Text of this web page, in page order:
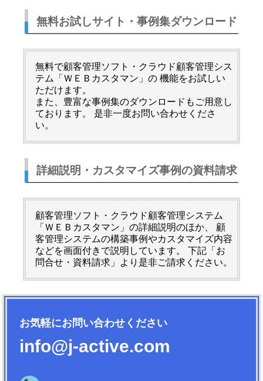
無料お試しサイト・事例集ダウンロード
無料で顧客管理ソフト・クラウド顧客管理シス
テム「ＷＥＢカスタマン」の 機能をお試しい
ただけます。
また、豊富な事例集のダウンロードもご用意し
ております。 是非一度お問い合わせくださ
い。
詳細説明・カスタマイズ事例の資料請求
顧客管理ソフト・クラウド顧客管理システム
「ＷＥＢカスタマン」の詳細説明のほか、 顧
客管理システムの構築事例やカスタマイズ内容
などを画面付きで説明しています。 下記「お
問合せ・資料請求」より是非ご請求ください。
お気軽にお問い合わせください
info@j-active.com